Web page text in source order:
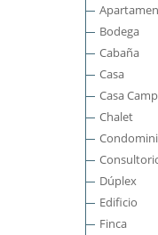
Bodega
Cabaña
Casa
Casa
Chalet
Dúplex
Edificio
Finca